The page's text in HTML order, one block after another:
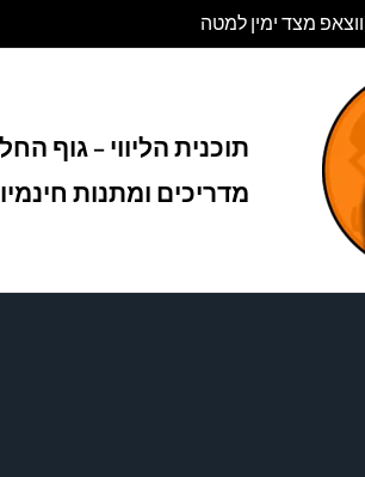
מצד ימין למטה
תוכנית הליווי – גוף
מדריכים ומתנות